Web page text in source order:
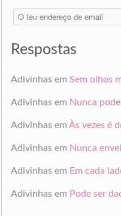
O
teu
de
Respostas
Adivinhasem Sem olhos
Adivinhasem Nunca
Adivinhasem Às vezes é
Adivinhasem Nunca
Adivinhasem Em cada
Adivinhasem Pode ser